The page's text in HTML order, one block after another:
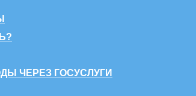
ЧЕРЕЗ ГОСУСЛУГИ